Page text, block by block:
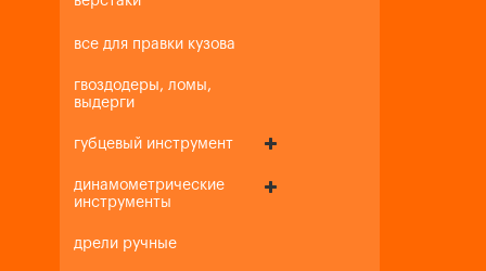
все для правки кузова
гвоздодеры, ломы,
выдерги
губцевый инструмент
динамометрические
инструменты
дрели ручные